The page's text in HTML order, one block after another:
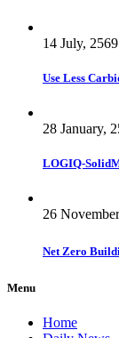
14 July, 2569
Use Less
28 January,
LOGIQ-
26
Net Zero
Menu
Home